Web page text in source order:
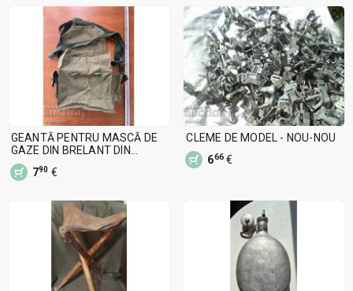
GEANTĂ PENTRU MASCĂ DE
GAZE DIN BRELANT DIN
PERIOADA SOCIALISTĂ NOUĂ
790 €
CLEME DE MODEL - NOU-NOU
666 €